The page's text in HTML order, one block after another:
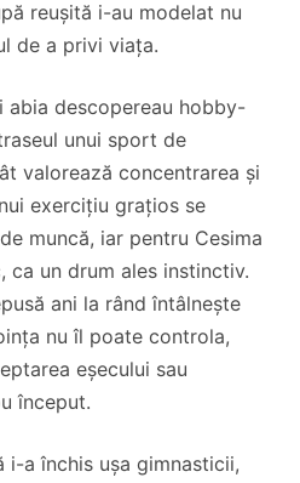
reușită i-au modelat nu
de a privi viața.
abia descopereau hobby-
unui sport de
valorează concentrarea și
exercițiu grațios se
muncă, iar pentru Cesima
ca un drum ales instinctiv.
ani la rând întâlnește
nu îl poate controla,
eșecului sau
început.
i-a închis ușa gimnasticii,